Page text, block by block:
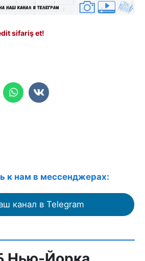
sifariş et!
к нам в мессенджерах:
канал в Telegram